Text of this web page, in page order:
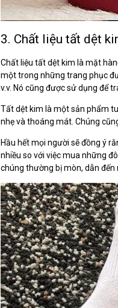
3. Chất liệu tất dệt
Chất liệu tất dệt kim là mặt
một trong những trang phục
v.v. Nó cũng được sử dụng để
Tất dệt kim là một sản phẩm
nhẹ và thoáng mát. Chúng
Hầu hết mọi người sẽ đồng ý
nhiều so với việc mua những
chúng thường bị mòn, dẫn